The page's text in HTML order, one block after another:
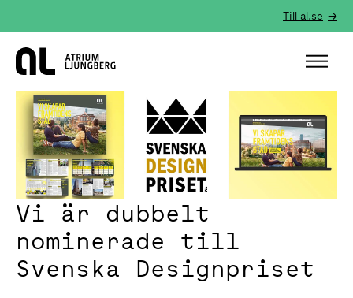
Till al.se
Hem
Vi är dubbelt
nominerade till
Svenska Designpriset